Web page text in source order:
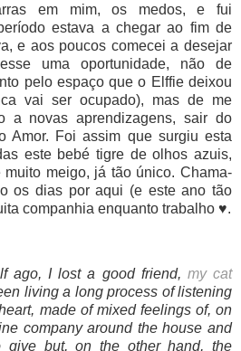
em mim, os medos, e fui
estava a chegar ao fim de
e aos poucos comecei a desejar
uma oportunidade, não de
pelo espaço que o Elffie deixou
vai ser ocupado), mas de me
a novas aprendizagens, sair do
Amor. Foi assim que surgiu esta
este bebé tigre de olhos azuis,
meigo, já tão único. Chama-
os dias por aqui (e este ano tão
companhia enquanto trabalho ♥.
ago, I lost a good friend, my cat
living a long process of listening
made of mixed feelings of, on
company around the house and
but, on the other hand, the